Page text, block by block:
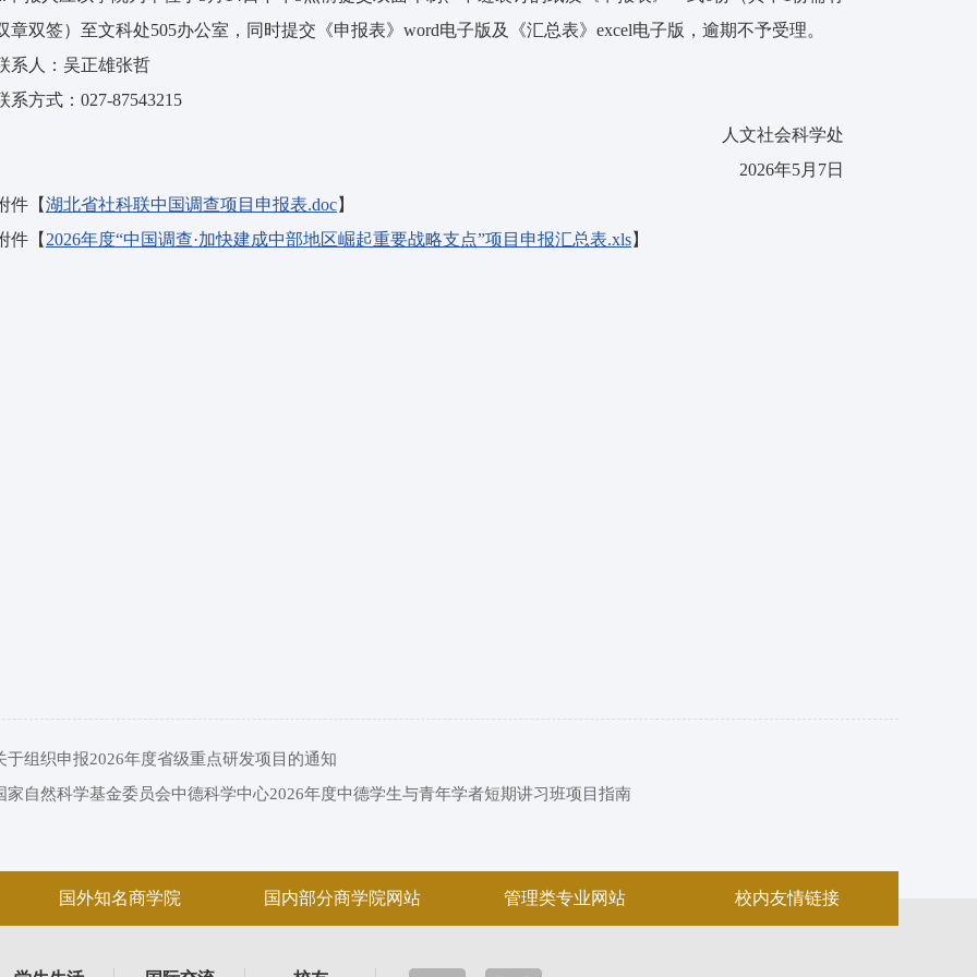
章双签）至文科处505办公室，同时提交《申报表》word电子版及《汇总表》excel电子版，逾期不予受理。
系人：吴正雄张哲
系方式：027-87543215
人文社会科学处
2026年5月7日
件【湖北省社科联中国调查项目申报表.doc】
件【 2026年度“中国调查·加快建成中部地区崛起重要战略支点”项目申报汇总表.xls】
于组织申报2026年度省级重点研发项目的通知
家自然科学基金委员会中德科学中心2026年度中德学生与青年学者短期讲习班项目指南
国外知名商学院 国内部分商学院网站 管理类专业网站 校内友情链接